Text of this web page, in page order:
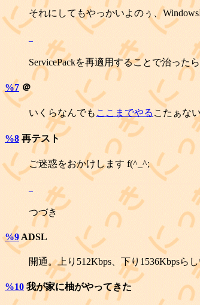
それにしてもやっかいよのぅ、
ServicePackを再適用することで治った
%7 ＠
いくらなんでも ここまでやる こたぁな
%8 再テスト
ご迷惑をおかけします f(^_^;
つづき
%9ADSL
開通。上り512Kbps、下り1536Kbpsら
%10 我が家に柚がやってきた